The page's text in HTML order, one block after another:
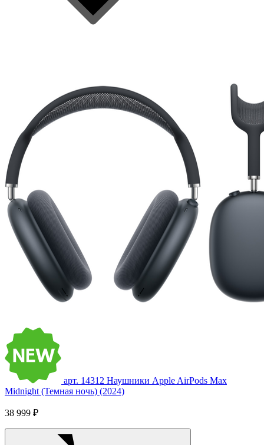
арт. 14312 Наушники Apple AirPods Max
Midnight (Темная ночь) (2024)
38 999 ₽